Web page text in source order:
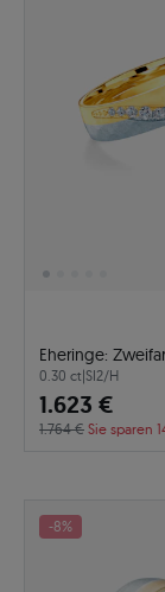
Eheringe:
0.30 ct|SI2/H
1.623 €
1.764 € Sie sparen
-8%